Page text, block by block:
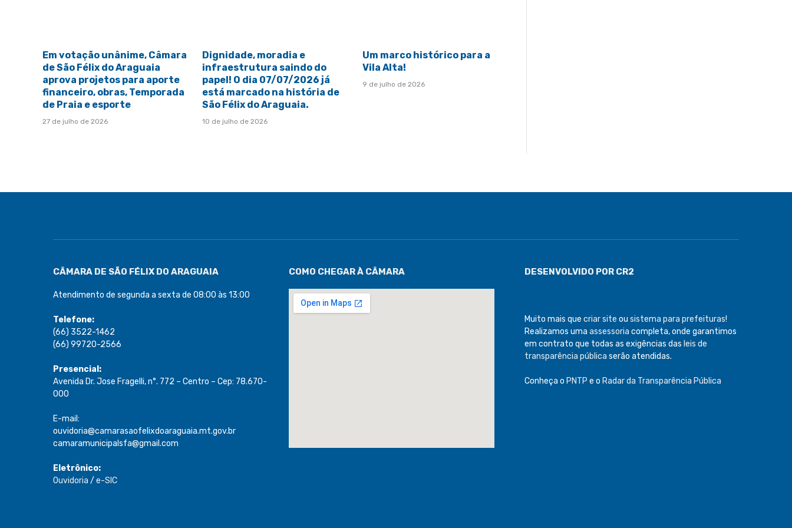
Em votação unânime, Câmara
de São Félix do Araguaia
aprova projetos para aporte
financeiro, obras, Temporada
de Praia e esporte
27 de julho de 2026
Dignidade, moradia e
infraestrutura saindo do
papel! O dia 07/07/2026 já
está marcado na história de
São Félix do Araguaia.
10 de julho de 2026
Um marco histórico para a
Vila Alta!
9 de julho de 2026
CÂMARA DE SÃO FÉLIX DO ARAGUAIA
Atendimento de segunda a sexta de 08:00 às 13:00
Telefone:
(66) 3522-1462
(66) 99720-2566
Presencial:
Avenida Dr. Jose Fragelli, n°. 772 – Centro – Cep: 78.670-
000
E-mail:
ouvidoria@camarasaofelixdoaraguaia.mt.gov.br
camaramunicipalsfa@gmail.com
Eletrônico:
Ouvidoria / e-SIC
COMO CHEGAR À CÂMARA DESENVOLVIDO POR CR2
Muito mais que criar site ou sistema para prefeituras!
Realizamos uma assessoria completa, onde garantimos
em contrato que todas as exigências das leis de
transparência pública serão atendidas.
Conheça o PNTP e o Radar da Transparência Pública